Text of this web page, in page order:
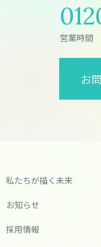
営業時間
お
私たちが描く未来
お知らせ
採用情報